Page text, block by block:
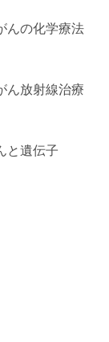
がんの化
がん放射
がんと遺
疑応
挨拶